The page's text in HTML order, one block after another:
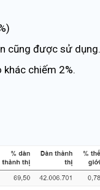
cũng được sử dụng.
chiếm 2%.